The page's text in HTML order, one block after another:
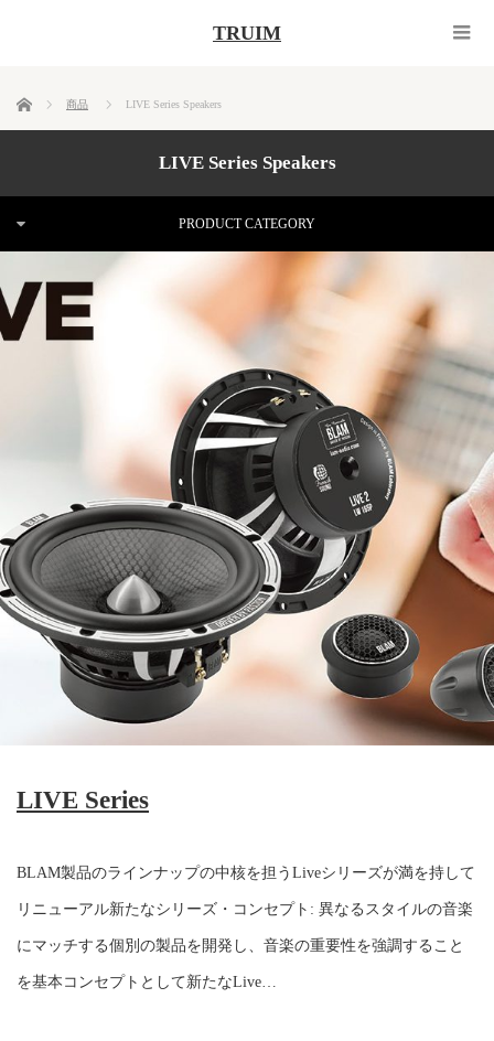
TRUIM
ホーム 商品 LIVE Series Speakers
LIVE Series Speakers
PRODUCT CATEGORY
LIVE Series
BLAM製品のラインナップの中核を担うLiveシリーズが満を持して
リニューアル新たなシリーズ・コンセプト: 異なるスタイルの音楽
にマッチする個別の製品を開発し、音楽の重要性を強調すること
を基本コンセプトとして新たなLive…